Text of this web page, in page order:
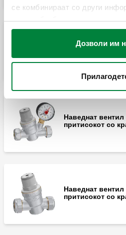
се комбинираат со други
имате обезбедено или кои
вашата употреба на нивните
Дозволи им
Наведнат
Наведнат
притисокот со
Наведнат
притисокот со